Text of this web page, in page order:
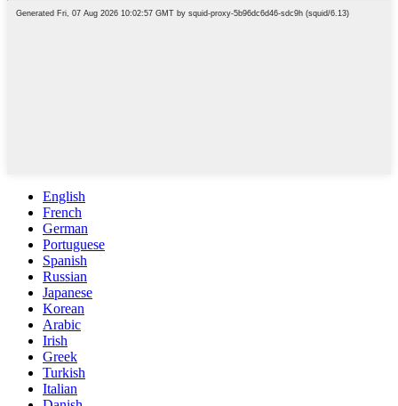
English
French
German
Portuguese
Spanish
Russian
Japanese
Korean
Arabic
Irish
Greek
Turkish
Italian